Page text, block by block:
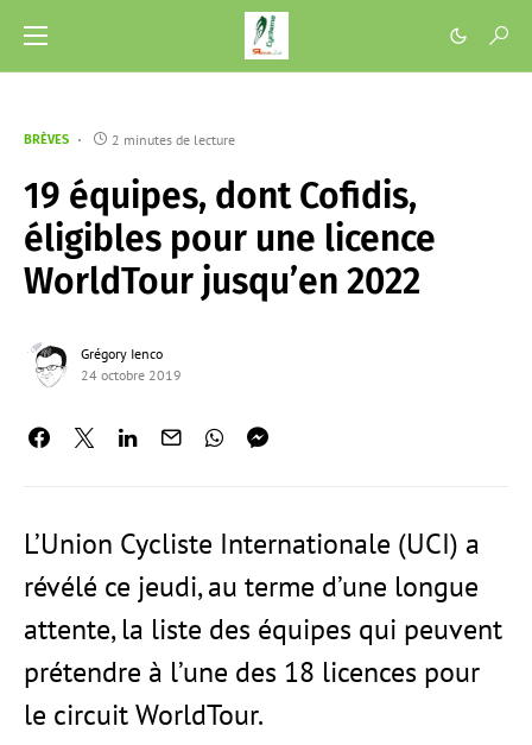
BRÈVES 2 minutes de lecture
19 équipes, dont Cofidis,
éligibles pour une licence
WorldTour jusqu’en 2022
Grégory Ienco
24 octobre 2019
L’Union Cycliste Internationale (UCI) a
révélé ce jeudi, au terme d’une longue
attente, la liste des équipes qui peuvent
prétendre à l’une des 18 licences pour
le circuit WorldTour.